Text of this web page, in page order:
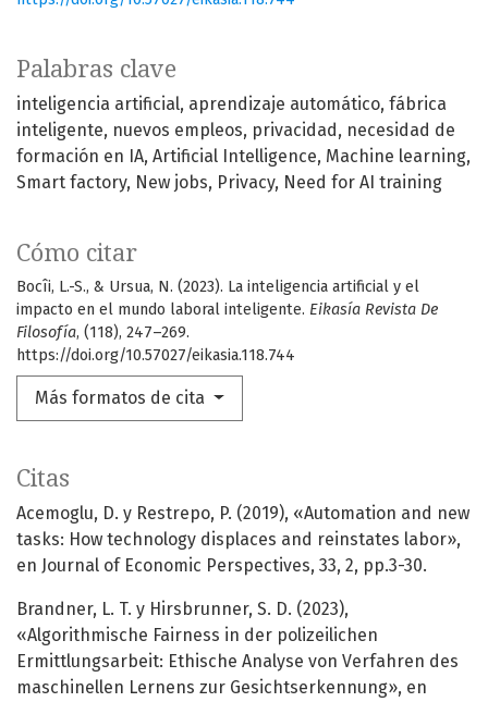
Palabras clave
inteligencia artificial aprendizaje automático fábrica
inteligente nuevos empleos privacidad
necesidad de
formación en IA Artificial Intelligence Machine learning
Smart factory New jobs Privacy Need for AI training
Cómo citar
Bocîi, L.-S., & Ursua, N. (2023). La inteligencia artificial y el
impacto en el mundo laboral inteligente. Eikasía Revista De
Filosofía, (118), 247–269.
https://doi.org/10.57027/eikasia.118.744
Más formatos de cita
Citas
Acemoglu, D. y Restrepo, P. (2019), «Automation and new
tasks: How technology displaces and reinstates labor»,
en Journal of Economic Perspectives, 33, 2, pp.3-30.
Brandner, L. T. y Hirsbrunner, S. D. (2023),
«Algorithmische Fairness in der polizeilichen
Ermittlungsarbeit: Ethische Analyse von Verfahren des
maschinellen Lernens zur Gesichtserkennung», en